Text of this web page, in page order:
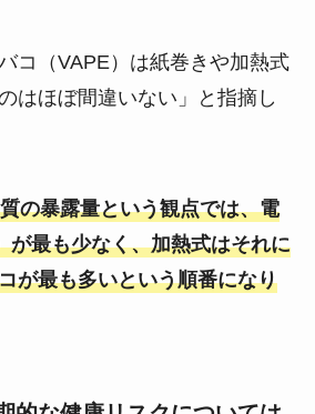
コ（VAPE）は紙巻きや加熱式
はほぼ間違いない」と指摘し
の暴露量という観点では、電
が最も少なく、加熱式はそれに
が最も多いという順番になり